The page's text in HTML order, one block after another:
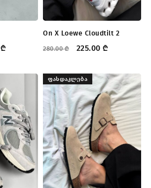
₾
On X Loewe Cloudtilt 2
280.00₾ 225.00 ₾
ᲤᲐᲡᲓᲐᲙᲚᲔᲑᲐ